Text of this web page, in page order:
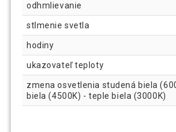
odhmlievanie
stlmenie svetla
hodiny
ukazovateľ teploty
zmena osvetlenia studená biela
biela (4500K) - teple biela (3000K)